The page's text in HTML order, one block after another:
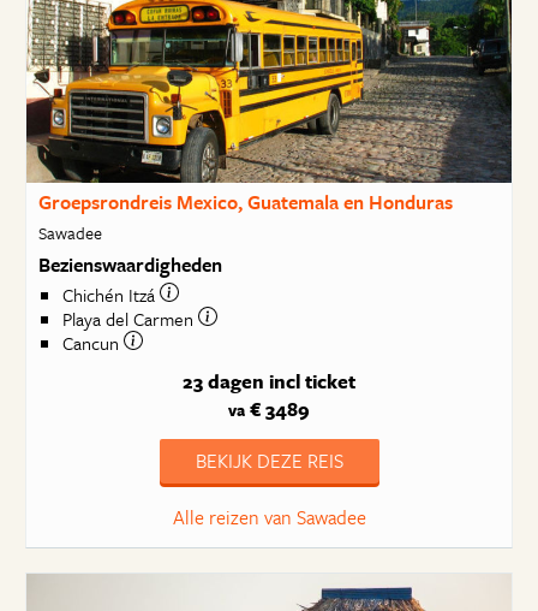
Groepsrondreis Mexico, Guatemala en Honduras
Sawadee
Bezienswaardigheden
Chichén Itzá
Playa del Carmen
Cancun
23 dagen incl ticket
va € 3489
BEKIJK DEZE REIS
Alle reizen van Sawadee